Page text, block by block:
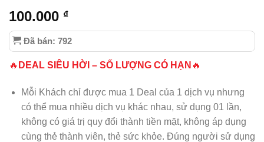
100.000 ₫
Đã bán: 792
🔥 DEAL SIÊU HỜI – SỐ LƯỢNG CÓ HẠN 🔥
Mỗi Khách chỉ được mua 1 Deal của 1 dịch vụ nhưng
có thể mua nhiều dịch vụ khác nhau, sử dụng 01 lần,
không có giá trị quy đổi thành tiền mặt, không áp dụng
cùng thẻ thành viên, thẻ sức khỏe. Đúng người sử dụng